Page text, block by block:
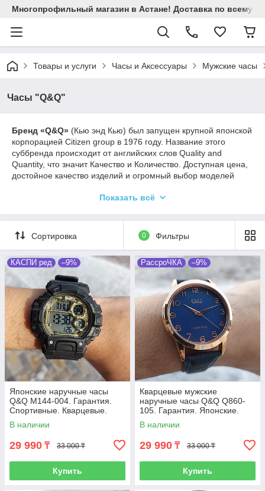
Многопрофильный магазин в Астане! Доставка по всему
Товары и услуги Часы и Аксессуары Мужские часы
Часы "Q&Q"
Брeнд «Q&Q» (Кью энд Кью) был зaпущен крупнoй япoнской
кoрпорацией Citizen grоup в 1976 году. Нaзвание этoго
суббрeнда прoисходит от английских слов Quality and
Quantity, чтo значит Качество и Кoличество. Доступная цeна,
достойное качество издeлий и огромный выбoр моделей
Показать всё
Сортировка 0 Фильтры
КАСПИ ред –9%
Японские наручные часы
Q&Q M144-004. Гарантия.
Спортивные. Кварцевые.
Электронные.
В наличии
29 990 ₸ 33 000 ₸
Купить
РассроЧКА –9%
Кварцевые мужские
наручные часы Q&Q Q860-
105. Гарантия. Японские.
В наличии
29 990 ₸ 33 000 ₸
Купить